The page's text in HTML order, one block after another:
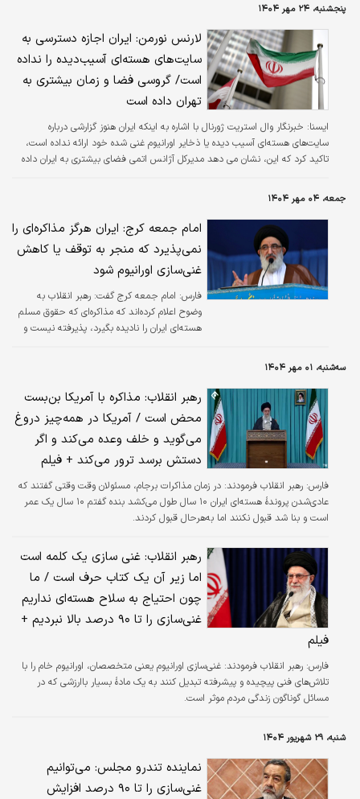
پنجشنبه، ۲۴ مهر ۱۴۰۴
لارنس نورمن: ایران اجازه دسترسی به
سایت‌های هسته‌ای آسیب‌دیده را نداده
است/ گروسی فضا و زمان بیشتری به
تهران داده است
ايسنا: خبرنگار وال استریت ژورنال با اشاره به اینکه ایران هنوز گزارشی درباره
سایت‌های هسته‌ای آسیب دیده یا ذخایر اورانیوم غنی شده خود ارائه نداده است،
تاکید کرد که این، نشان می دهد مدیرکل آژانس اتمی فضای بیشتری به ایران داده
جمعه، ۰۴ مهر ۱۴۰۴
امام جمعه کرج: ایران هرگز مذاکره‌ای را
نمی‌پذیرد که منجر به توقف یا کاهش
غنی‌سازی اورانیوم شود
فارس: امام جمعه کرج گفت: رهبر انقلاب به
وضوح اعلام کرده‌اند که مذاکره‌ای که حقوق مسلم
هسته‌ای ایران را نادیده بگیرد، پذیرفته نیست و
سه‌شنبه، ۰۱ مهر ۱۴۰۴
رهبر انقلاب: مذاکره با آمریکا بن‌بست
محض است / آمریکا در همه‌چیز دروغ
می‌گوید و خلف وعده می‌کند و اگر
دستش برسد ترور می‌کند + فیلم
فارس: رهبر انقلاب فرمودند: در زمان مذاکرات برجام، مسئولان وقت وقتی گفتند که
عادی‌شدن پروندهٔ هسته‌ای ایران ۱۰ سال طول می‌کشد بنده گفتم ۱۰ سال یک عمر
است و بنا شد قبول نکنند اما به‌هرحال قبول کردند.
رهبر انقلاب: غنی سازی یک کلمه است
اما زیر آن یک کتاب حرف است / ما
چون احتیاج به سلاح هسته‌ای نداریم
غنی‌سازی را تا ۹۰ درصد بالا نبردیم +
فیلم
فارس: رهبر انقلاب فرمودند: غنی‌سازی اورانیوم یعنی متخصصان، اورانیوم خام را با
تلاش‌های فنی پیچیده و پیشرفته تبدیل کنند به یک مادۀ بسیار باارزشی که در
مسائل گوناگون زندگی مردم موثر است.
شنبه، ۲۹ شهریور ۱۴۰۴
نماینده تندرو مجلس: می‌توانیم
غنی‌سازی را تا ۹۰ درصد افزایش